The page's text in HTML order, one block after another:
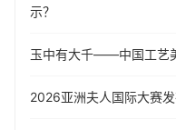
示？
玉中有大千——中国工艺
​2026亚洲夫人国际大赛